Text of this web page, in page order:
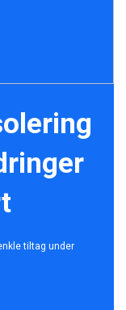
tiltag under